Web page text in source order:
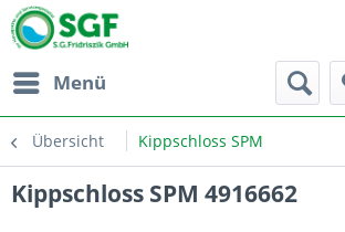
Menü
Übersicht Kippschloss SPM
Kippschloss SPM 4916662